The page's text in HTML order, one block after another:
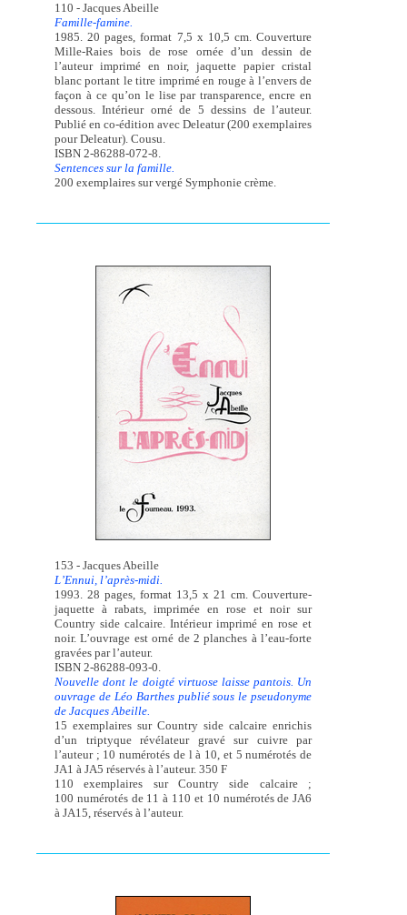
110 - Jacques Abeille
Famille-famine.
1985. 20 pages, format 7,5 x 10,5 cm. Couverture
Mille-Raies bois de rose ornée d’un dessin de
l’auteur imprimé en noir, jaquette papier cristal
blanc portant le titre imprimé en rouge à l’envers de
façon à ce qu’on le lise par transparence, encre en
dessous. Intérieur orné de 5 dessins de l’auteur.
Publié en co-édition avec Deleatur (200 exemplaires
pour Deleatur). Cousu.
ISBN 2-86288-072-8.
Sentences sur la famille.
200 exemplaires sur vergé Symphonie crème.
153 - Jacques Abeille
L’Ennui, l’après-midi.
1993. 28 pages, format 13,5 x 21 cm. Couverture-
jaquette à rabats, imprimée en rose et noir sur
Country side calcaire. Intérieur imprimé en rose et
noir. L’ouvrage est orné de 2 planches à l’eau-forte
gravées par l’auteur.
ISBN 2-86288-093-0.
Nouvelle dont le doigté virtuose laisse pantois. Un
ouvrage de Léo Barthes publié sous le pseudonyme
de Jacques Abeille.
15 exemplaires sur Country side calcaire enrichis
d’un triptyque révélateur gravé sur cuivre par
l’auteur ; 10 numérotés de l à 10, et 5 numérotés de
JA1 à JA5 réservés à l’auteur. 350 F
110 exemplaires sur Country side calcaire ;
100 numérotés de 11 à 110 et 10 numérotés de JA6
à JA15, réservés à l’auteur.